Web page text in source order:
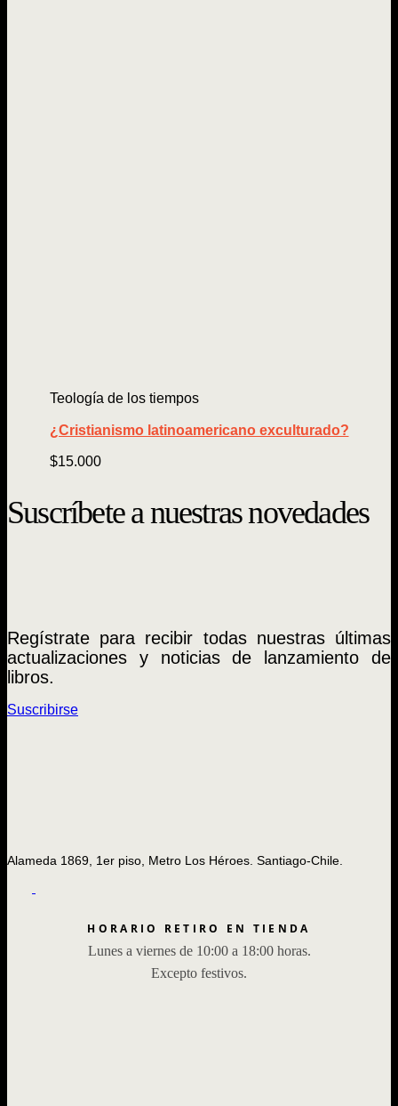
Teología de los tiempos
¿Cristianismo latinoamericano exculturado?
$15.000
Suscríbete a nuestras novedades
Regístrate para recibir todas nuestras últimas
actualizaciones y noticias de lanzamiento de
libros.
Suscribirse
Alameda 1869, 1er piso, Metro Los Héroes. Santiago-Chile.
HORARIO RETIRO EN TIENDA
Lunes a viernes de 10:00 a 18:00 horas.
Excepto festivos.